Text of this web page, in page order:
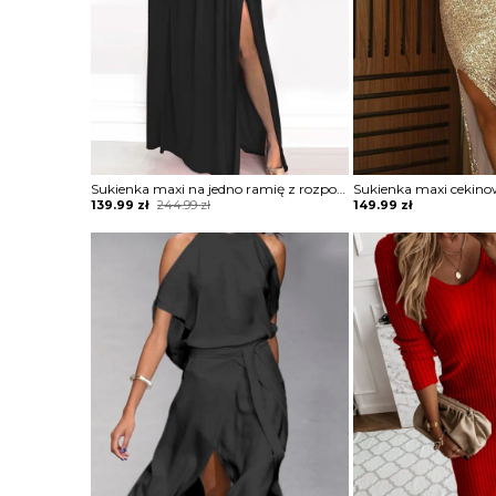
Sukienka maxi na jedno ramię z rozporkiem
244.99zł
Original
was:
139.99 zł
Current
is:
149.99 zł